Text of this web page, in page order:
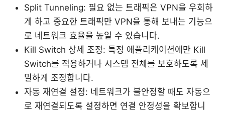
Split Tunneling: 필요 없는 트래픽은 VPN을 우회하
게 하고 중요한 트래픽만 VPN을 통해 보내는 기능으
로 네트워크 효율을 높일 수 있습니다.
Kill Switch 상세 조정: 특정 애플리케이션에만 Kill
Switch를 적용하거나 시스템 전체를 보호하도록 세
밀하게 조정합니다.
자동 재연결 설정: 네트워크가 불안정할 때도 자동으
로 재연결되도록 설정하면 연결 안정성을 확보합니